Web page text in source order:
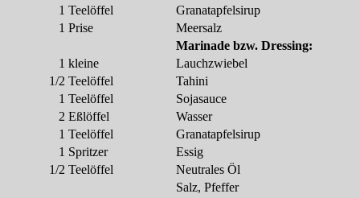
1 Teelöffel
Granatapfelsirup
1 Prise
Meersalz
Marinade bzw. Dressing:
1 kleine
Lauchzwiebel
1/2 Teelöffel
Tahini
1 Teelöffel
Sojasauce
2 Eßlöffel
Wasser
1 Teelöffel
Granatapfelsirup
1 Spritzer
Essig
1/2 Teelöffel
Neutrales Öl
Salz, Pfeffer